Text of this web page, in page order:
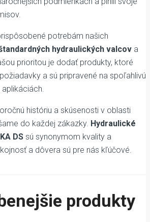
potrebám našich
hydraulických valcov a
prioritou je dodať produkty, ktoré
a sú pripravené na spoľahlivú
históriu a skúsenosti v oblasti
do každej zákazky. Hydraulické
DS sú synonymom kvality a
a dôvera sú pre nás kľúčové.
produkty